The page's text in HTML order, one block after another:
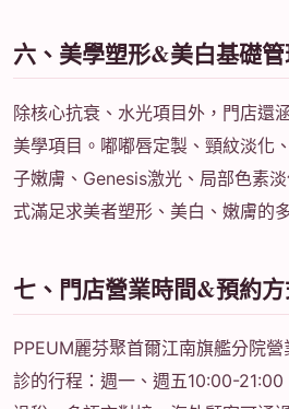
六、美學塑形&美白基礎
除核心抗衰、水光項目外，門店還
美學項目。嘟嘟唇定製、頸紋淡化
子嫩膚、Genesis激光、局部色素
式滿足求美者塑形、美白、嫩膚的
七、門店營業時間&預約
PPEUM麗芬聚首爾江南旗艦分院
診的行程：週一、週五10:00-